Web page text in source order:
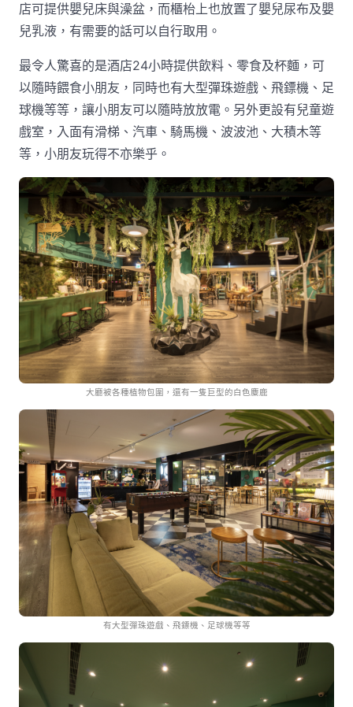
店可提供嬰兒床與澡盆，而櫃枱上也放置了嬰兒尿布及嬰
兒乳液，有需要的話可以自行取用。
最令人驚喜的是酒店24小時提供飲料、零食及杯麵，可
以隨時餵食小朋友，同時也有大型彈珠遊戲、飛鏢機、足
球機等等，讓小朋友可以隨時放放電。另外更設有兒童遊
戲室，入面有滑梯、汽車、騎馬機、波波池、大積木等
等，小朋友玩得不亦樂乎。
大廳被各種植物包圍，還有一隻巨型的白色麋鹿
有大型彈珠遊戲、飛鏢機、足球機等等